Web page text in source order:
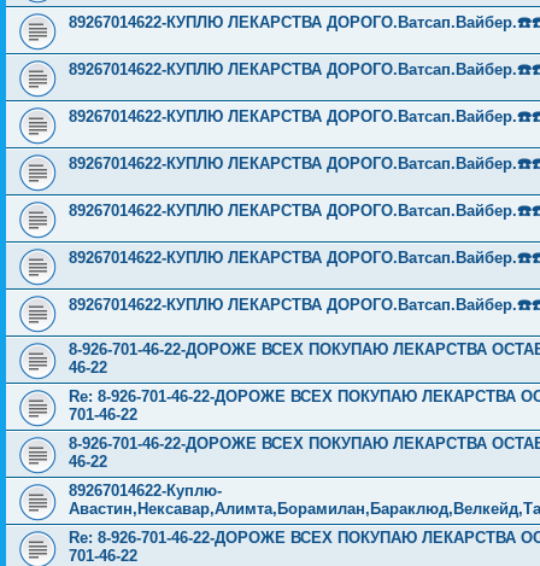
89267014622-КУПЛЮ ЛЕКАРСТВА
89267014622-КУПЛЮ ЛЕКАРСТВА
89267014622-КУПЛЮ ЛЕКАРСТВА
89267014622-КУПЛЮ ЛЕКАРСТВА
89267014622-КУПЛЮ ЛЕКАРСТВА
89267014622-КУПЛЮ ЛЕКАРСТВА
89267014622-КУПЛЮ ЛЕКАРСТВА
8-926-701-46-22-ДОРОЖЕ ВСЕХ ПОКУПАЮ ЛЕКАРСТВА
46-22
Re: 8-926-701-46-22-ДОРОЖЕ ВСЕХ ПОКУПАЮ
701-46-22
8-926-701-46-22-ДОРОЖЕ ВСЕХ ПОКУПАЮ ЛЕКАРСТВА
46-22
89267014622-Куплю-
Re: 8-926-701-46-22-ДОРОЖЕ ВСЕХ ПОКУПАЮ
701-46-22